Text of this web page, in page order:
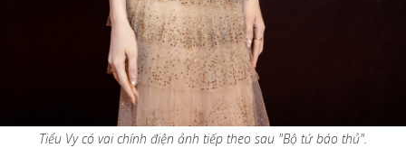
Tiểu Vy có vai chính điện ảnh tiếp theo sau "Bộ tứ báo thủ".